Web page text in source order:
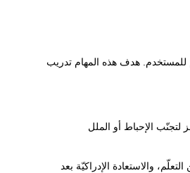
للمستخدم. هدف هذه المهام تدريب
لتجنّب الإحباط أو الملل
والاستعادة الإدراكيّة بعد